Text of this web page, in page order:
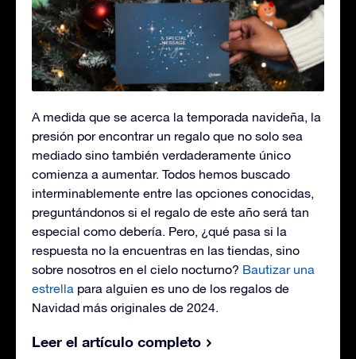
A medida que se acerca la temporada navideña, la
presión por encontrar un regalo que no solo sea
mediado sino también verdaderamente único
comienza a aumentar. Todos hemos buscado
interminablemente entre las opciones conocidas,
preguntándonos si el regalo de este año será tan
especial como debería. Pero, ¿qué pasa si la
respuesta no la encuentras en las tiendas, sino
sobre nosotros en el cielo nocturno? Bautizar una
estrella para alguien es uno de los regalos de
Navidad más originales de 2024.
Leer el artículo completo